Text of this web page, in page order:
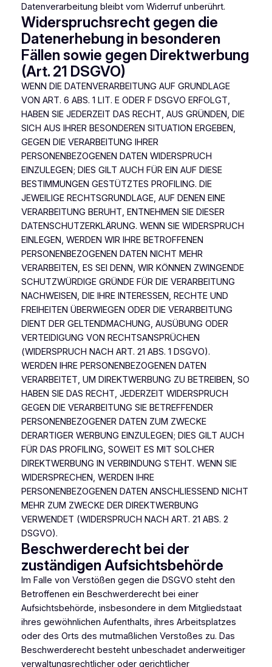
Datenverarbeitung bleibt vom Widerruf unberührt.
Widerspruchsrecht gegen die
Datenerhebung in besonderen
Fällen sowie gegen Direktwerbung
(Art. 21 DSGVO)
WENN DIE DATENVERARBEITUNG AUF GRUNDLAGE
VON ART. 6 ABS. 1 LIT. E ODER F DSGVO ERFOLGT,
HABEN SIE JEDERZEIT DAS RECHT, AUS GRÜNDEN, DIE
SICH AUS IHRER BESONDEREN SITUATION ERGEBEN,
GEGEN DIE VERARBEITUNG IHRER
PERSONENBEZOGENEN DATEN WIDERSPRUCH
EINZULEGEN; DIES GILT AUCH FÜR EIN AUF DIESE
BESTIMMUNGEN GESTÜTZTES PROFILING. DIE
JEWEILIGE RECHTSGRUNDLAGE, AUF DENEN EINE
VERARBEITUNG BERUHT, ENTNEHMEN SIE DIESER
DATENSCHUTZERKLÄRUNG. WENN SIE WIDERSPRUCH
EINLEGEN, WERDEN WIR IHRE BETROFFENEN
PERSONENBEZOGENEN DATEN NICHT MEHR
VERARBEITEN, ES SEI DENN, WIR KÖNNEN ZWINGENDE
SCHUTZWÜRDIGE GRÜNDE FÜR DIE VERARBEITUNG
NACHWEISEN, DIE IHRE INTERESSEN, RECHTE UND
FREIHEITEN ÜBERWIEGEN ODER DIE VERARBEITUNG
DIENT DER GELTENDMACHUNG, AUSÜBUNG ODER
VERTEIDIGUNG VON RECHTSANSPRÜCHEN
(WIDERSPRUCH NACH ART. 21 ABS. 1 DSGVO).
WERDEN IHRE PERSONENBEZOGENEN DATEN
VERARBEITET, UM DIREKTWERBUNG ZU BETREIBEN, SO
HABEN SIE DAS RECHT, JEDERZEIT WIDERSPRUCH
GEGEN DIE VERARBEITUNG SIE BETREFFENDER
PERSONENBEZOGENER DATEN ZUM ZWECKE
DERARTIGER WERBUNG EINZULEGEN; DIES GILT AUCH
FÜR DAS PROFILING, SOWEIT ES MIT SOLCHER
DIREKTWERBUNG IN VERBINDUNG STEHT. WENN SIE
WIDERSPRECHEN, WERDEN IHRE
PERSONENBEZOGENEN DATEN ANSCHLIESSEND NICHT
MEHR ZUM ZWECKE DER DIREKTWERBUNG
VERWENDET (WIDERSPRUCH NACH ART. 21 ABS. 2
DSGVO).
Beschwerde­recht bei der
zuständigen Aufsichts­behörde
Im Falle von Verstößen gegen die DSGVO steht den
Betroffenen ein Beschwerderecht bei einer
Aufsichtsbehörde, insbesondere in dem Mitgliedstaat
ihres gewöhnlichen Aufenthalts, ihres Arbeitsplatzes
oder des Orts des mutmaßlichen Verstoßes zu. Das
Beschwerderecht besteht unbeschadet anderweitiger
verwaltungsrechtlicher oder gerichtlicher